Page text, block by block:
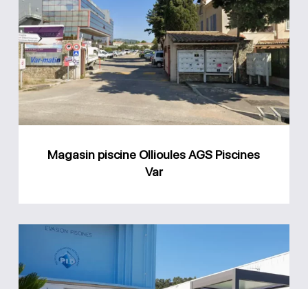
piscine
Ollioules
AGS
Piscines
Var
Magasin piscine Ollioules AGS Piscines
Var
Piscines